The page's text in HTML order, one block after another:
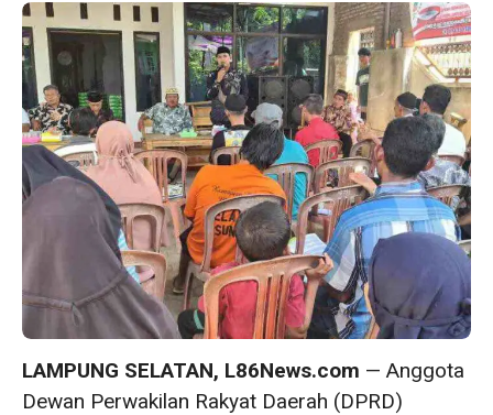
LAMPUNG SELATAN, L86News.com — Anggota
Dewan Perwakilan Rakyat Daerah (DPRD)